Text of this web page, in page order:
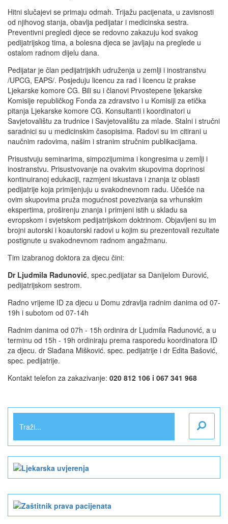
Hitni slučajevi se primaju odmah. Trijažu pacijenata, u zavisnosti
od njihovog stanja, obavlja pedijatar i medicinska sestra.
Preventivni pregledi djece se redovno zakazuju kod svakog
pedijatrijskog tima, a bolesna djeca se javljaju na preglede u
ostalom radnom dijelu dana.
Pedijatar je član pedijatrijskih udruženja u zemlji i inostranstvu
/UPCG, EAPS/. Posjeduju licencu za rad i licencu iz prakse
Ljekarske komore CG. Bili su i članovi Prvostepene ljekarske
Komisije republičkog Fonda za zdravstvo i u Komisiji za etička
pitanja Ljekarske komore CG. Konsultanti i koordinatori u
Savjetovalištu za trudnice i Savjetovalištu za mlade. Stalni i stručni
saradnici su u medicinskim časopisima. Radovi su im citirani u
naučnim radovima, našim i stranim stručnim publikacijama.
Prisustvuju seminarima, simpozijumima i kongresima u zemlji i
inostranstvu. Prisustvovanje na ovakvim skupovima doprinosi
kontinuiranoj edukaciji, razmjeni iskustava i znanja iz oblasti
pedijatrije koja primijenjuju u svakodnevnom radu. Učešće na
ovim skupovima pruža mogućnost povezivanja sa vrhunskim
ekspertima, proširenju znanja i primjeni istih u skladu sa
evropskom i svjetskom pedijatrijskom doktrinom. Objavljeni su im
brojni autorski i koautorski radovi u kojim su prezentovali rezultate
postignute u svakodnevnom radnom angažmanu.
Tim izabranog doktora za djecu čini:
Dr Ljudmila Radunović, spec.pedijatar sa Danijelom Đurović,
pedijatrijskom sestrom.
Radno vrijeme ID za djecu u Domu zdravlja radnim danima od 07-
19h i subotom od 07-14h
Radnim danima od 07h - 15h ordinira dr Ljudmila Radunović, a u
terminu od 15h - 19h ordiniraju prema rasporedu koordinatora ID
za djecu. dr Slađana Mišković. spec. pedijatrije i dr Edita Bašović,
spec. pedijatrije.
Kontakt telefon za zakazivanje: 020 812 106 i 067 341 968